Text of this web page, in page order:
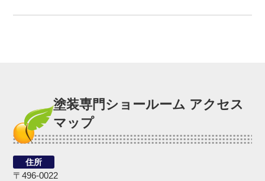
塗装専門ショールーム アクセス
マップ
住所
〒496-0022